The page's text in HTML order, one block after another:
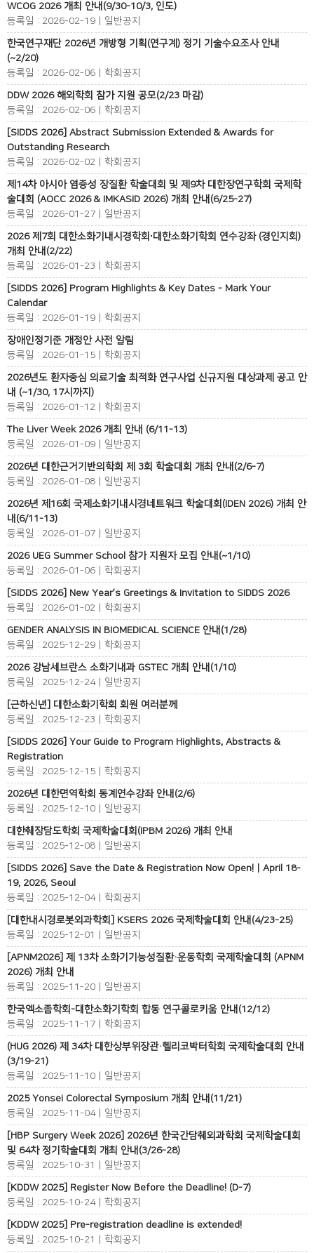
WCOG 2026 개최 안내(9/30-10/3, 인도)
등록일 : 2026-02-19 | 일반공지
한국연구재단 2026년 개방형 기획(연구계) 정기 기술수요조사 안내
(~2/20)
등록일 : 2026-02-06 | 학회공지
DDW 2026 해외학회 참가 지원 공모(2/23 마감)
등록일 : 2026-02-06 | 학회공지
[SIDDS 2026] Abstract Submission Extended & Awards for
Outstanding Research
등록일 : 2026-02-02 | 학회공지
제14차 아시아 염증성 장질환 학술대회 및 제9차 대한장연구학회 국제학
술대회 (AOCC 2026 & IMKASID 2026) 개최 안내(6/25-27)
등록일 : 2026-01-27 | 일반공지
2026 제7회 대한소화기내시경학회∙대한소화기학회 연수강좌 (경인지회)
개최 안내(2/22)
등록일 : 2026-01-23 | 학회공지
[SIDDS 2026] Program Highlights & Key Dates - Mark Your
Calendar
등록일 : 2026-01-19 | 학회공지
장애인정기준 개정안 사전 알림
등록일 : 2026-01-15 | 학회공지
2026년도 환자중심 의료기술 최적화 연구사업 신규지원 대상과제 공고 안
내 (~1/30, 17시까지)
등록일 : 2026-01-12 | 학회공지
The Liver Week 2026 개최 안내 (6/11-13)
등록일 : 2026-01-09 | 일반공지
2026년 대한근거기반의학회 제 3회 학술대회 개최 안내(2/6-7)
등록일 : 2026-01-08 | 일반공지
2026년 제16회 국제소화기내시경네트워크 학술대회(IDEN 2026) 개최 안
내(6/11-13)
등록일 : 2026-01-07 | 일반공지
2026 UEG Summer School 참가 지원자 모집 안내(~1/10)
등록일 : 2026-01-06 | 학회공지
[SIDDS 2026] New Year’s Greetings & Invitation to SIDDS 2026
등록일 : 2026-01-02 | 학회공지
GENDER ANALYSIS IN BIOMEDICAL SCIENCE 안내(1/28)
등록일 : 2025-12-29 | 학회공지
2026 강남세브란스 소화기내과 GSTEC 개최 안내(1/10)
등록일 : 2025-12-24 | 일반공지
[근하신년] 대한소화기학회 회원 여러분께
등록일 : 2025-12-23 | 학회공지
[SIDDS 2026] Your Guide to Program Highlights, Abstracts &
Registration
등록일 : 2025-12-15 | 학회공지
2026년 대한면역학회 동계연수강좌 안내(2/6)
등록일 : 2025-12-10 | 일반공지
대한췌장담도학회 국제학술대회(IPBM 2026) 개최 안내
등록일 : 2025-12-08 | 일반공지
[SIDDS 2026] Save the Date & Registration Now Open! | April 18-
19, 2026, Seoul
등록일 : 2025-12-04 | 학회공지
[대한내시경로봇외과학회] KSERS 2026 국제학술대회 안내(4/23-25)
등록일 : 2025-12-01 | 일반공지
[APNM2026] 제 13차 소화기기능성질환·운동학회 국제학술대회 (APNM
2026) 개최 안내
등록일 : 2025-11-20 | 일반공지
한국엑소좀학회-대한소화기학회 합동 연구콜로키움 안내(12/12)
등록일 : 2025-11-17 | 학회공지
(HUG 2026) 제 34차 대한상부위장관·헬리코박터학회 국제학술대회 안내
(3/19-21)
등록일 : 2025-11-10 | 일반공지
2025 Yonsei Colorectal Symposium 개최 안내(11/21)
등록일 : 2025-11-04 | 일반공지
[HBP Surgery Week 2026] 2026년 한국간담췌외과학회 국제학술대회
및 64차 정기학술대회 개최 안내(3/26-28)
등록일 : 2025-10-31 | 일반공지
[KDDW 2025] Register Now Before the Deadline! (D-7)
등록일 : 2025-10-24 | 학회공지
[KDDW 2025] Pre-registration deadline is extended!
등록일 : 2025-10-21 | 학회공지